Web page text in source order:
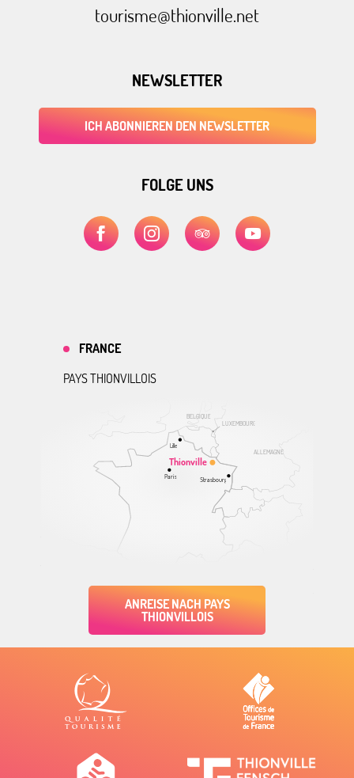
tourisme@thionville.net
NEWSLETTER
ICH ABONNIEREN DEN NEWSLETTER
FOLGE UNS
ALLEMAGNE
BELGIQUE
LUXEMBOURG
Thionville
Lille
Paris Strasbourg
FRANCE
PAYS THIONVILLOIS
ANREISE NACH PAYS
THIONVILLOIS